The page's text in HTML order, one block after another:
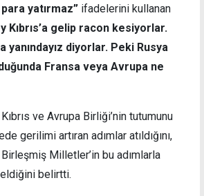
yatırmaz” ifadelerini kullanan
Kıbrıs’a gelip racon kesiyorlar.
yanındayız diyorlar. Peki Rusya
Fransa veya Avrupa ne
ve Avrupa Birliği’nin tutumunu
gerilimi artıran adımlar atıldığını,
Milletler’in bu adımlarla
belirtti.